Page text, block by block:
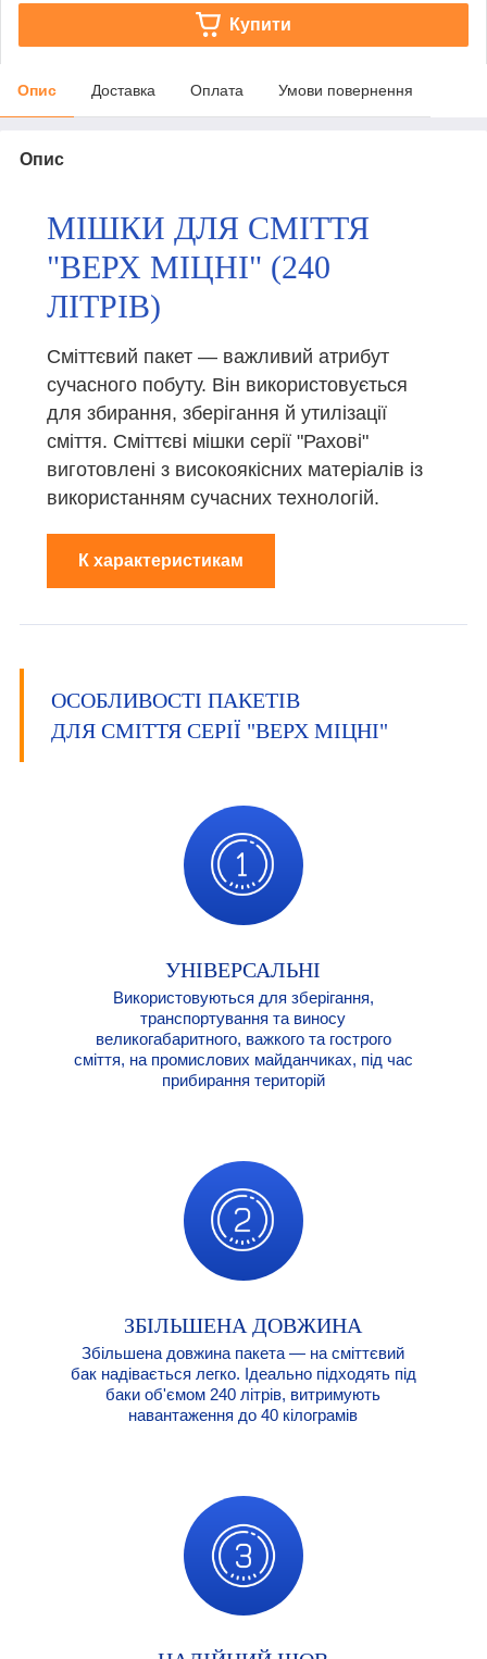
Купити
Опис Доставка Оплата Умови повернення
Опис
МІШКИ ДЛЯ СМІТТЯ
"ВЕРХ МІЦНІ" (240
ЛІТРІВ)
Сміттєвий пакет — важливий атрибут
сучасного побуту. Він використовується
для збирання, зберігання й утилізації
сміття. Сміттєві мішки серії "Рахові"
виготовлені з високоякісних матеріалів із
використанням сучасних технологій.
К характеристикам
ОСОБЛИВОСТІ ПАКЕТІВ
ДЛЯ СМІТТЯ СЕРІЇ "ВЕРХ МІЦНІ"
УНІВЕРСАЛЬНІ
Використовуються для зберігання,
транспортування та виносу
великогабаритного, важкого та гострого
сміття, на промислових майданчиках, під час
прибирання територій
ЗБІЛЬШЕНА ДОВЖИНА
Збільшена довжина пакета — на сміттєвий
бак надівається легко. Ідеально підходять під
баки об'ємом 240 літрів, витримують
навантаження до 40 кілограмів